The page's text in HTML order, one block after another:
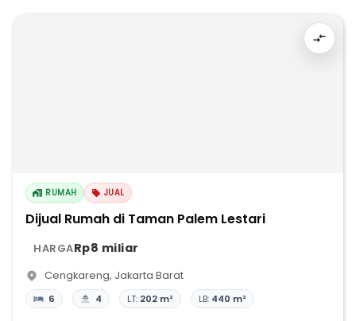
RUMAH JUAL
Dijual Rumah di Taman Palem Lestari
HARGARp8 miliar
Cengkareng, Jakarta Barat
6 4 LT: 202 m² LB: 440 m²